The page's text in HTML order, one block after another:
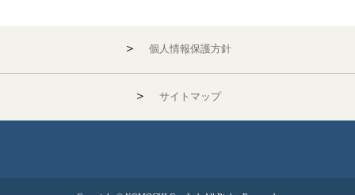
＞ 個人情報保護方針
＞ サイトマップ